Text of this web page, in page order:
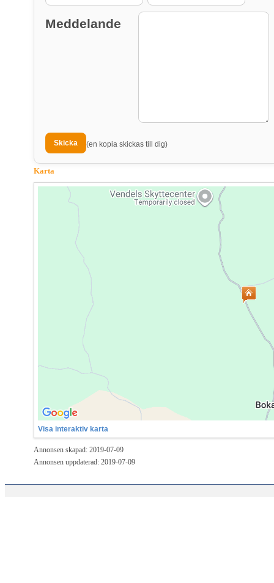
Meddelande
(en kopia skickas till dig)
Karta
Visa interaktiv karta
Annonsen skapad: 2019-07-09
Annonsen uppdaterad: 2019-07-09